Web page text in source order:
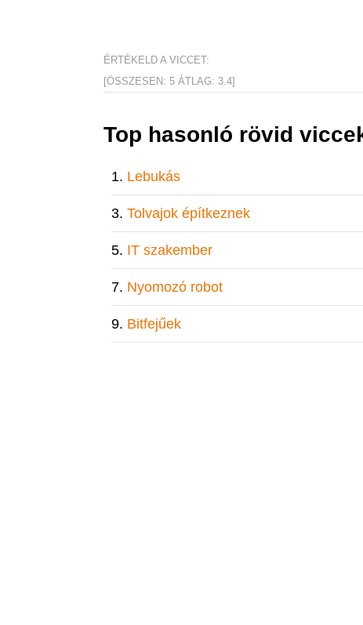
ÉRTÉKELD A VICCET:
[ÖSSZESEN: 5 ÁTLAG: 3.4]
Top hasonló rövid
Lebukás
Tolvajok építkeznek
IT szakember
Nyomozó robot
Bitfejűek